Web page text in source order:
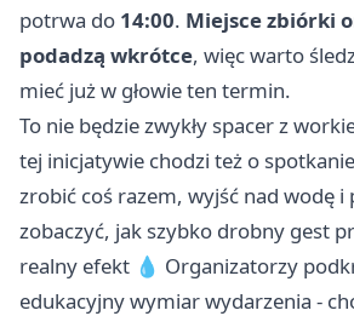
potrwa do 14:00. Miejsce zbiórki
podadzą wkrótce, więc warto
mieć już w głowie ten termin.
To nie będzie zwykły spacer z
tej inicjatywie chodzi też o
zrobić coś razem, wyjść nad wodę i
zobaczyć, jak szybko drobny gest
realny efekt 💧 Organizatorzy
edukacyjny wymiar wydarzenia -